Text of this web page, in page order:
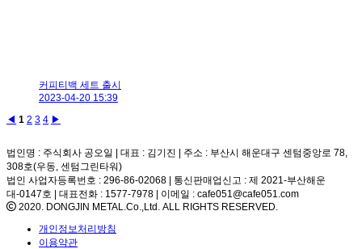
커피티백 세트 출시
2023-04-20 15:39
◀ 1 2 3 4 ▶
법인명 : 주식회사 공오일 | 대표 : 김기진 | 주소 : 부산시 해운대구 센텀중앙로 78,
308호(우동, 센텀그린타워)
법인 사업자등록번호 : 296-86-02068 | 통신판매업신고 : 제 2021-부산해운
대-0147호 | 대표전화 : 1577-7978 | 이메일 : cafe051@cafe051.com
2020. DONGJIN METAL.Co.,Ltd. ALL RIGHTS RESERVED.
개인정보처리방침
이용약관